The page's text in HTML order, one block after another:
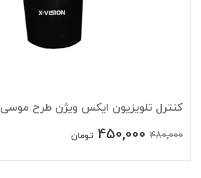
کنترل تلویزیون ایکس ویژن طرح موسی 3نوشته
480,000
450,000 تومان